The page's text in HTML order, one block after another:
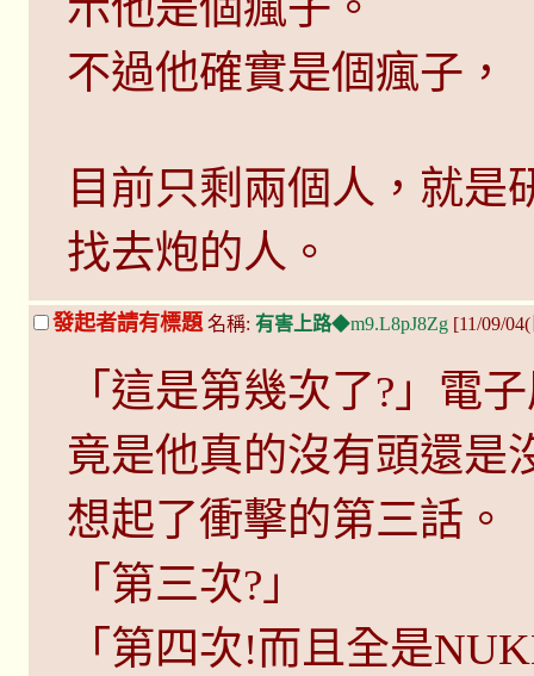
不過他確實是個瘋子，
目前只剩兩個人，就是
找去炮的人。
發起者請有標題 名稱: 有害上路◆m9.L8pJ8Zg [11/09/
「這是第幾次了?」電
竟是他真的沒有頭還是
想起了衝擊的第三話。
「第三次?」
「第四次!而且全是